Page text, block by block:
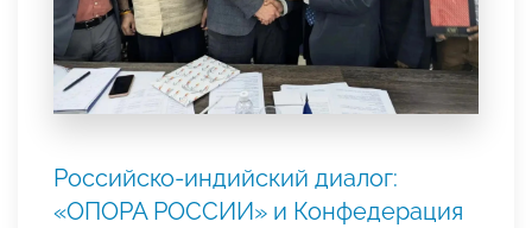
Российско-индийский диалог:
«ОПОРА РОССИИ» и Конфедерация